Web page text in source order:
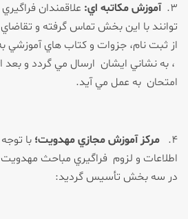
۳. آموزش مكاتبه اي: علاقمندان
توانند با اين بخش تماس گرفته و
، به نشاني ايشان ارسال مي گردد و بعد
امتحان به عمل مي آيد.
۴. مركز آموزش مجازي مهدويت؛ با
اطلاعات و لزوم فراگيري مباحث
در سه بخش تأسيس گرديد: